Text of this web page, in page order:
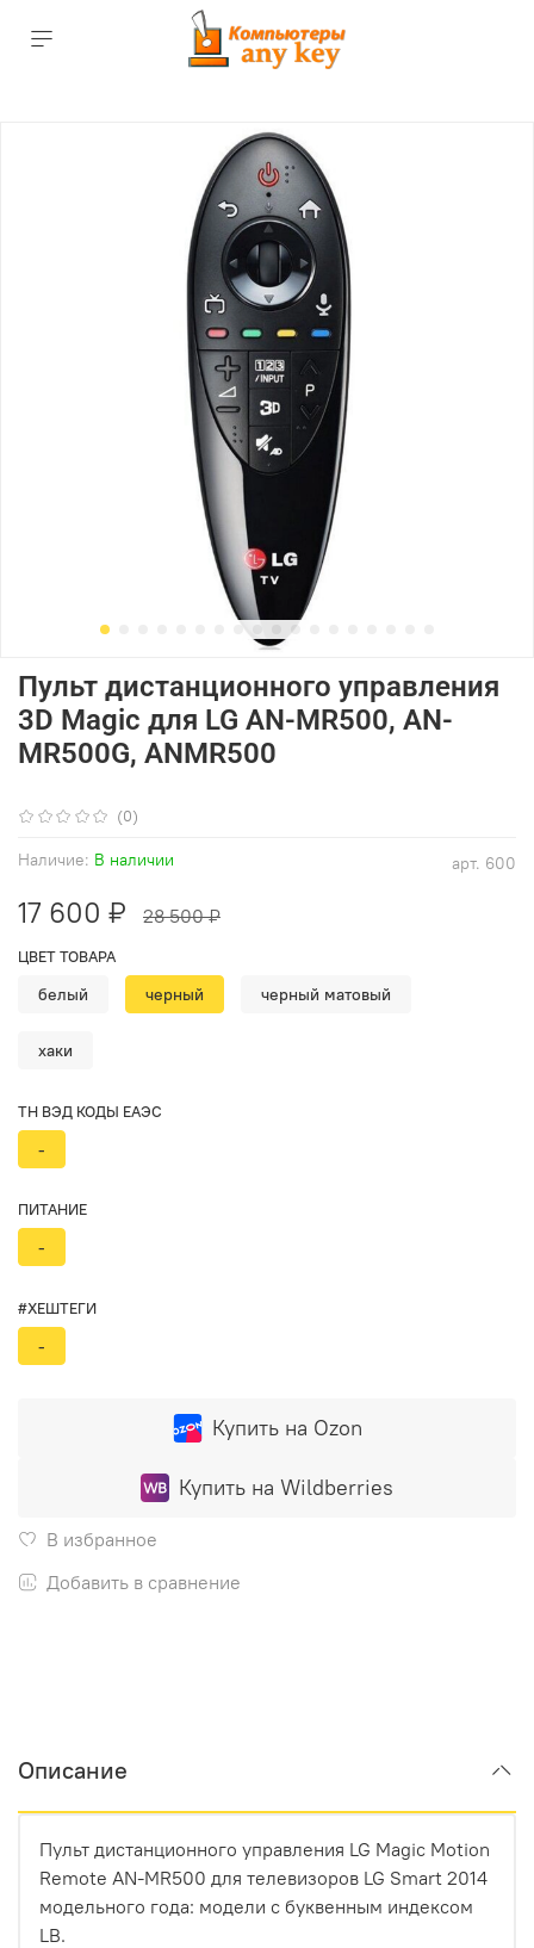
(0)
арт. 600
Наличие: В наличии
Пульт дистанционного управления
3D Magiс для LG AN-MR500, AN-
MR500G, ANMR500
17 600 ₽ 28 500 ₽
Купить на Ozon
Купить на Wildberries
В избранное
Добавить в сравнение
ЦВЕТ ТОВАРА
белый черный черный матовый
хаки
ТН ВЭД КОДЫ ЕАЭС
-
ПИТАНИЕ
-
#ХЕШТЕГИ
-
Описание
Пульт дистанционного управления LG Magic Motion
Remote AN-MR500 для телевизоров LG Smart 2014
модельного года: модели с буквенным индексом
LB.